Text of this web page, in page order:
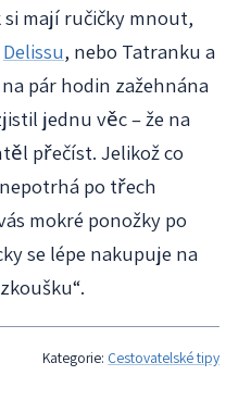
mají ručičky mnout,
Delissu, nebo Tatranku a
pár hodin zažehnána
jednu věc – že na
přečíst. Jelikož co
po třech
mokré ponožky po
se lépe nakupuje na
Kategorie: Cestovatelské tipy